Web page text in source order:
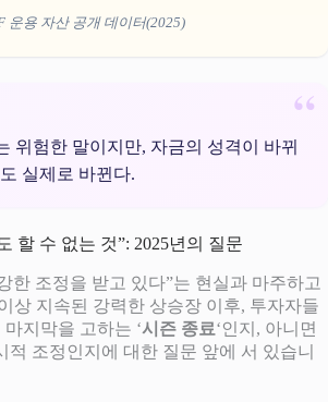
운용 자산 공개 데이터(2025)
위험한 말이지만, 자금의 성격이 바뀌
실제로 바뀐다.
할 수 없는 것”: 2025년의 질문
한 조정을 받고 있다”는 현실과 마주하고
상 지속된 강력한 상승장 이후, 투자자들
지막을 고하는 ‘시즌 종료‘인지, 아니면
적 조정인지에 대한 질문 앞에 서 있습니